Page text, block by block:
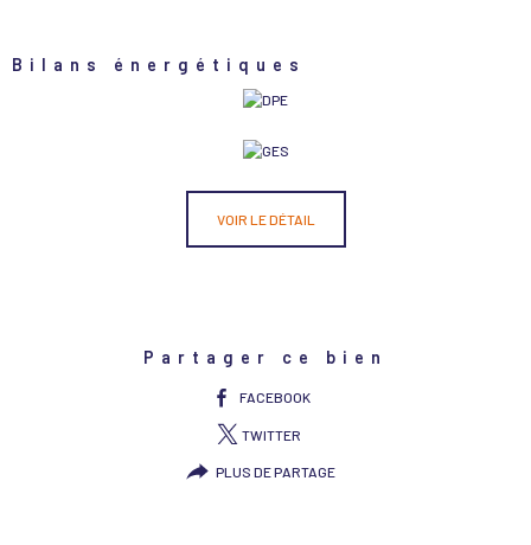
Bilans énergétiques
VOIR LE DÉTAIL
Partager ce bien
FACEBOOK
TWITTER
PLUS DE PARTAGE